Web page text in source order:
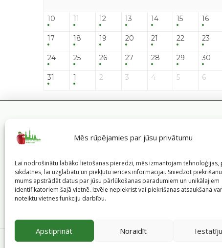
Mēs rūpējamies par jūsu privātumu
Lai nodrošinātu labāko lietošanas pieredzi, mēs izmantojam tehnoloģijas,
sīkdatnes, lai uzglabātu un piekļūtu ierīces informācijai. Sniedzot
mums apstrādāt datus par jūsu pārlūkošanas paradumiem un unikālajiem
identifikatoriem šajā vietnē. Izvēle nepiekrist vai piekrišanas atsaukšana
noteiktu vietnes funkciju darbību.
Apstiprināt Noraidīt
10 11 12 13 14 15 16
17 18 19 20 21 22 23
24 25 26 27 28 29 30
31 1 2 3 4 5 6
©2026 Veselīgs rīdzinieks veselā Rīgā Pārpublicējot